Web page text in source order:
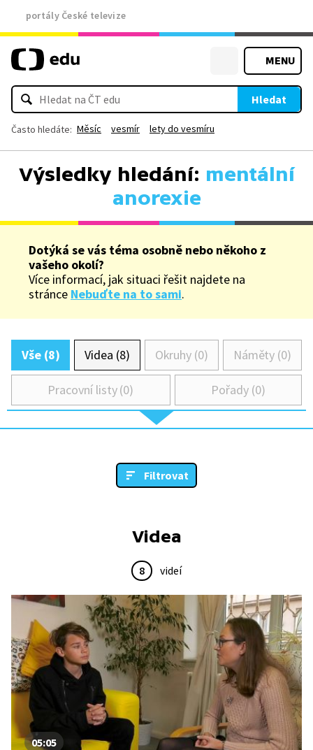
portály České televize
MENU
Hledat
Často hledáte: Měsíc vesmír lety do vesmíru
Výsledky hledání: mentální
anorexie
Dotýká se vás téma osobně nebo někoho z
vašeho okolí?
Více informací, jak situaci řešit najdete na
stránce Nebuďte na to sami.
Vše (8) Videa (8) Okruhy (0) Náměty (0)
Pracovní listy (0) Pořady (0)
Filtrovat
Videa
8 videí
05:05